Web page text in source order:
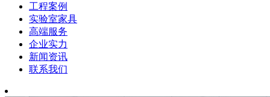
工程案例
实验室家具
高端服务
企业实力
新闻资讯
联系我们